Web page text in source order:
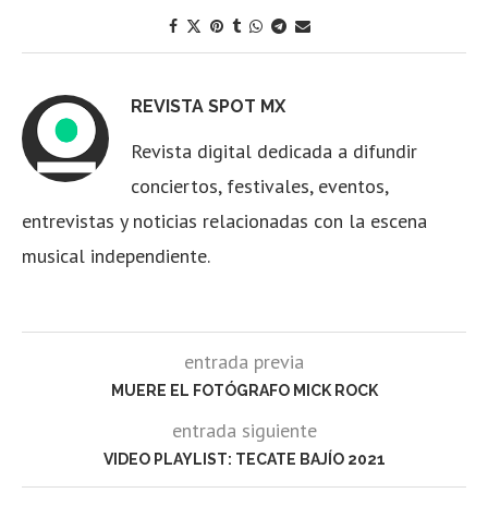
REVISTA SPOT MX
Revista digital dedicada a difundir
conciertos, festivales, eventos,
entrevistas y noticias relacionadas con la escena
musical independiente.
entrada previa
MUERE EL FOTÓGRAFO MICK ROCK
entrada siguiente
VIDEO PLAYLIST: TECATE BAJÍO 2021